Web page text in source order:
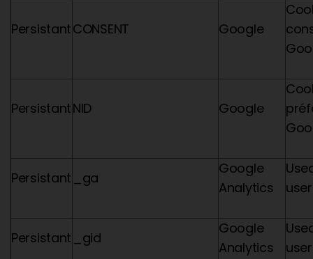
PersistantCONSENT Google
PersistantNID Google
Persistant _ga
Google
Analytics
Persistant _gid
Google
Analytics